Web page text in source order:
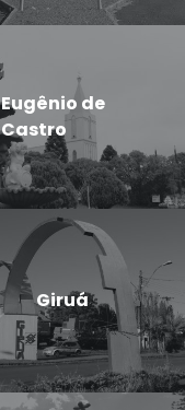
Eugênio de
Castro
Giruá